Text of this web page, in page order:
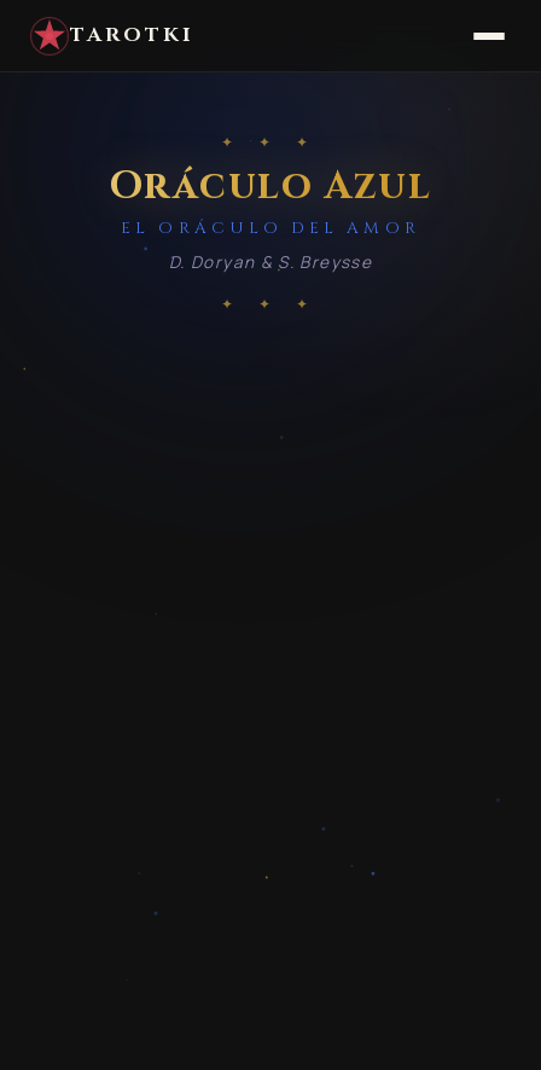
TAROTKI
✦ ✦ ✦
Oráculo Azul
EL ORÁCULO DEL AMOR
D. Doryan & S. Breysse
✦ ✦ ✦